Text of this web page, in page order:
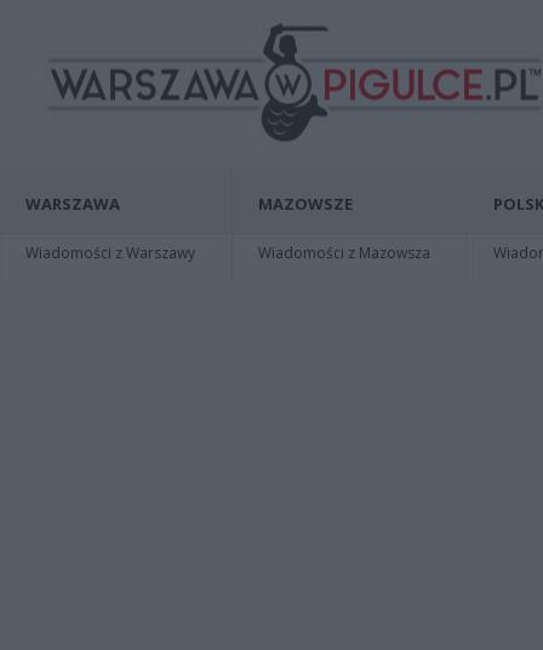
WARSZAWA
Wiadomości z Warszawy
MAZOWSZE
Wiadomości z Mazowsza